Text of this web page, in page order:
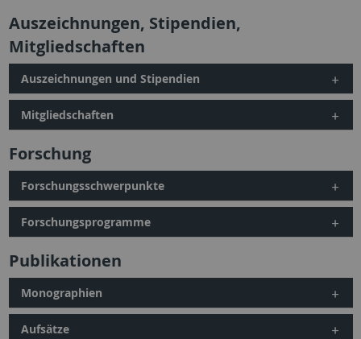
Auszeichnungen, Stipendien,
Mitgliedschaften
Auszeichnungen und Stipendien
Mitgliedschaften
Forschung
Forschungsschwerpunkte
Forschungsprogramme
Publikationen
Monographien
Aufsätze